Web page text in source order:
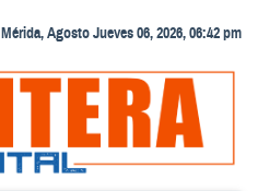
Mérida, Agosto Jueves 06, 2026, 06:42 pm